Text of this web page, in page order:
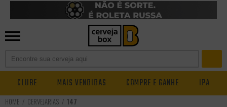
CLUBE MAIS VENDIDAS COMPRE E GANHE IPA
CERVEJARIAS 147